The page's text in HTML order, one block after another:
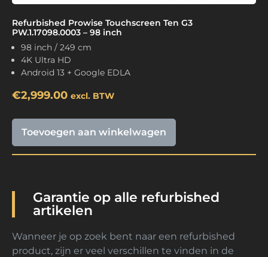
Refurbished Prowise Touchscreen Ten G3
PW.1.17098.0003 – 98 inch
98 inch / 249 cm
4K Ultra HD
Android 13 + Google EDLA
€2,999.00 excl. BTW
Toevoegen aan winkelwagen
Garantie op alle refurbished
artikelen
Wanneer je op zoek bent naar een refurbished
product, zijn er veel verschillen te vinden in de